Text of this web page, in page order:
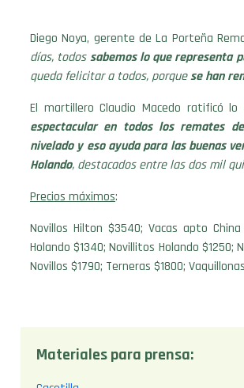
Diego Noya, gerente de La Porteña
días, todossabemos lo que representa
queda felicitar a todos, porquese han
El martillero Claudio Macedo ratificó
espectacular en todos los remates
nivelado y eso ayuda para las buenas
Holando, destacados entre las dos mil
Precios máximos:
Novillos Hilton $3540; Vacas apto
Holando $1340; Novillitos Holando $1250;
Novillos $1790; Terneras $1800;
Materiales para prensa: